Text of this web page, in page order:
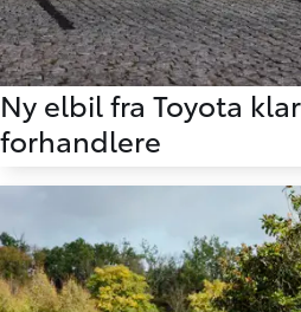
Ny elbil fra Toyota
forhandlere